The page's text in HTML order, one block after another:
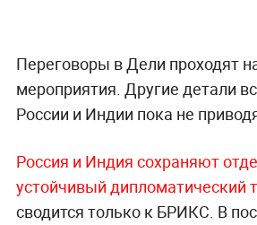
Переговоры в Дели проходят
мероприятия. Другие детали
России и Индии пока не
Россия и Индия сохраняют
устойчивый дипломатический
сводится только к БРИКС. В